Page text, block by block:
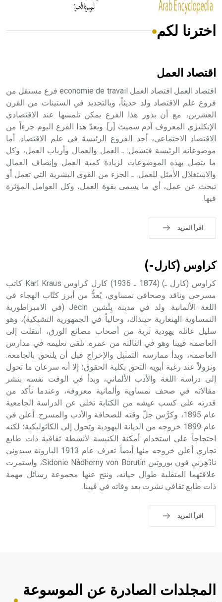
هل تعلم أن الأبسيد كلمة فرنسية اللفظ تم اعتمادها مصطلحاً
- هل تعلم أن أبجر Abgar اسم معروف جيداً يعود إلى عدد من
الملوك الذين حكموا مدينة إديسا (الرها) من أبجر الأول وحتى
التاسع، وهم ينتسبون إلى أسرة أوسروين
- هل تعلم أن الأبجدية الكنعانية تتألف من /22/ علامة كتابية
اخترنا لكم
اقتصاد العمل
اقتصاد العمل اقتصاد العمل economie de travail فرع مستقل من
فروع علم الاقتصاد ولد حديثاً، وبالتحديد في الستينات من القرن
العشرين، مع أن بذور هذا الفرع يمكن تلمسها عند الاقتصادي
الإنكليزي المعروف آدم سميث [ر]. ويعدّ هذا الفرع اليوم جزءاً من
الاقتصاد الاجتماعي، أحد الفروع الرئيسة في علم الاقتصاد. أما
موضوعاته الرئيسة فتشمل: ـ العمل والعمال وأرباب العمل، وكل
ما يتصل بهذه الموضوعات لزيادة كمية العمل وإنصاف العمال
والاستغلال الأمثل للعمل. ـ الجزء من القوى البشرية التي تعمل أو
تبحث عن عمل، أي ما يسمى بقوة العمل، وكل العوامل المؤثرة
فيها.
اقرأ المزيد
كراوس (كارل-)
كراوس (كارل ـ) (1874 ـ 1936) كارل كراوس Karl Kraus كاتب
مسرحي وناقد وصحافي نمساوي، يُعدُّ من أبرز كتّاب الهجاء في
اللغة الألمانية. ولد في مدينة يِتْشين Jecin (في الامبراطورية
النمساوية الهنغارية حينذاك، وحالياً في الجمهورية التشيكية)، وهو
سليل عائلة يهودية ثرية من أصحاب مصانع الورق، انتقلت إلى
العاصمة ڤيينا وهو في الثالثة من عمره. تلقى تعليمه في مدارس
العاصمة، وبدأ ممارسة التمثيل والإخراج قبل أن يلتحق بالجامعة.
ونزولاً عند رغبة أبويه التحق بكلية الحقوق؛ إلا أنه سرعان ما تحول
إلى دراسة اللغة والأدب الألماني، وبدأ في الوقت نفسه بنشر
مقالاته في صحف نمساوية وألمانية معروفة، وعندما تأكد من
قدرته على كسب عيشه من الكتابة تخلى عن الدراسة الجامعية
عام 1895، وكرَّس جلّ وقته للصحافة والأدب والمسرح. أعلن في
عام 1899 خروجه من الديانة اليهودية وتحول إلى الكاثوليكية؛ لكنه
احتجاجاً على استخدام أمكنة الكنيسة لأنشطة ثقافية ذات طابع
تجاري أعلن خروجه منها أيضاً. تعرف عام 1913 البارونة سيدوني
نادْهِرني فون بوروتين Sidonie Nádherny von Borutin، واستمرت
علاقتهما المتقلبة طوال حياته، ونتج عنها مجموعة رسائل مهمة
ذات طابع ثقافي نشرت بعد وفاته في ڤيينا.
اقرأ المزيد
المجلدات الصادرة عن الموسوعة